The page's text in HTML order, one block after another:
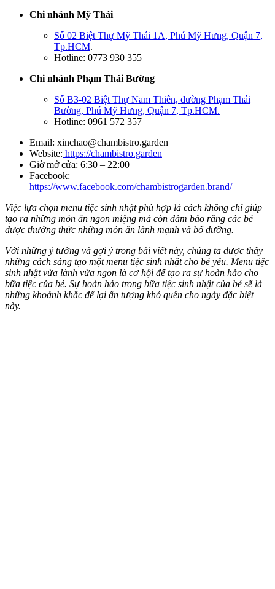
Chi nhánh Mỹ Thái
Số 02 Biệt Thự Mỹ Thái 1A, Phú Mỹ Hưng, Quận 7,
Tp.HCM.
Hotline: 0773 930 355
Chi nhánh Phạm Thái Bường
Số B3-02 Biệt Thự Nam Thiên, đường Phạm Thái
Bường, Phú Mỹ Hưng, Quận 7, Tp.HCM.
Hotline: 0961 572 357
Email: xinchao@chambistro.garden
Website: https://chambistro.garden
Giờ mở cửa: 6:30 – 22:00
Facebook:
https://www.facebook.com/chambistrogarden.brand/
Việc lựa chọn menu tiệc sinh nhật phù hợp là cách không chỉ giúp
tạo ra những món ăn ngon miệng mà còn đảm bảo rằng các bé
được thưởng thức những món ăn lành mạnh và bổ dưỡng.
Với những ý tưởng và gợi ý trong bài viết này, chúng ta được thấy
những cách sáng tạo một menu tiệc sinh nhật cho bé yêu. Menu tiệc
sinh nhật vừa lành vừa ngon là cơ hội để tạo ra sự hoàn hảo cho
bữa tiệc của bé. Sự hoàn hảo trong bữa tiệc sinh nhật của bé sẽ là
những khoảnh khắc để lại ấn tượng khó quên cho ngày đặc biệt
này.